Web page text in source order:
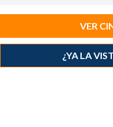
VER
¿YA LA